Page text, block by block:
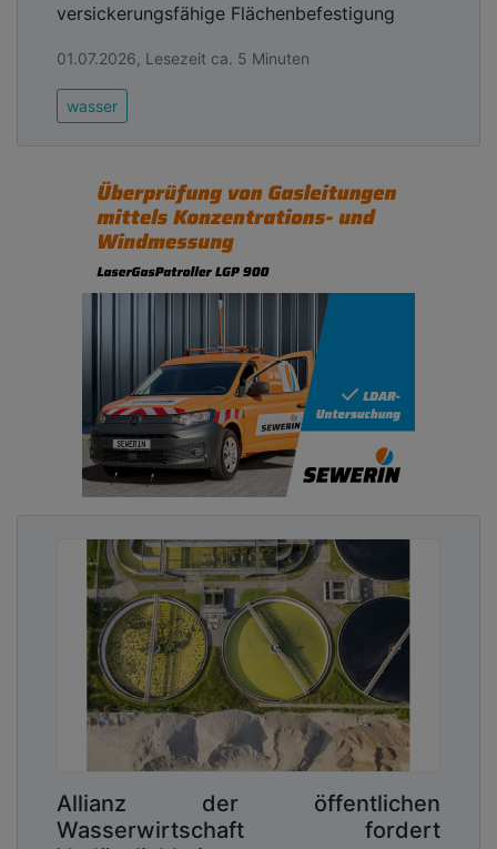
versickerungsfähige Flächenbefestigung
01.07.2026, Lesezeit ca. 5 Minuten
wasser
Allianz der öffentlichen
Wasserwirtschaft fordert